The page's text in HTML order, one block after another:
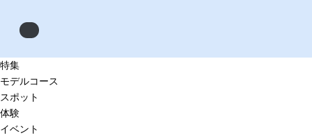
Next
特集
モデルコース
スポット
体験
イベント